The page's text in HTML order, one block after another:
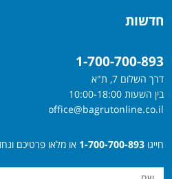
חדשות
1-700-700-893
דרך השלום 7, ת"א
בין השעות 10:00-18:00
office@bagrutonline.co.il
חייגו 1-700-700-893 או מלאו פרטיכם